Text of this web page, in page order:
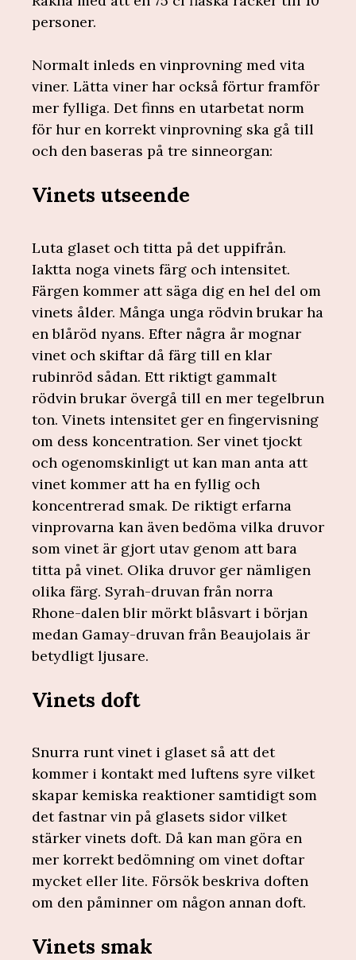
personer.
Normalt inleds en vinprovning med vita
viner. Lätta viner har också förtur framför
mer fylliga. Det finns en utarbetat norm
för hur en korrekt vinprovning ska gå till
och den baseras på tre sinneorgan:
Vinets utseende
Luta glaset och titta på det uppifrån.
Iaktta noga vinets färg och intensitet.
Färgen kommer att säga dig en hel del om
vinets ålder. Många unga rödvin brukar ha
en blåröd nyans. Efter några år mognar
vinet och skiftar då färg till en klar
rubinröd sådan. Ett riktigt gammalt
rödvin brukar övergå till en mer tegelbrun
ton. Vinets intensitet ger en fingervisning
om dess koncentration. Ser vinet tjockt
och ogenomskinligt ut kan man anta att
vinet kommer att ha en fyllig och
koncentrerad smak. De riktigt erfarna
vinprovarna kan även bedöma vilka druvor
som vinet är gjort utav genom att bara
titta på vinet. Olika druvor ger nämligen
olika färg. Syrah-druvan från norra
Rhone-dalen blir mörkt blåsvart i början
medan Gamay-druvan från Beaujolais är
betydligt ljusare.
Vinets doft
Snurra runt vinet i glaset så att det
kommer i kontakt med luftens syre vilket
skapar kemiska reaktioner samtidigt som
det fastnar vin på glasets sidor vilket
stärker vinets doft. Då kan man göra en
mer korrekt bedömning om vinet doftar
mycket eller lite. Försök beskriva doften
om den påminner om någon annan doft.
Vinets smak